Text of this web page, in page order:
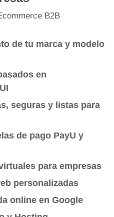
B2B
de tu marca y modelo
en
seguras y listas para
de pago PayU y
para empresas
personalizadas
online en Google